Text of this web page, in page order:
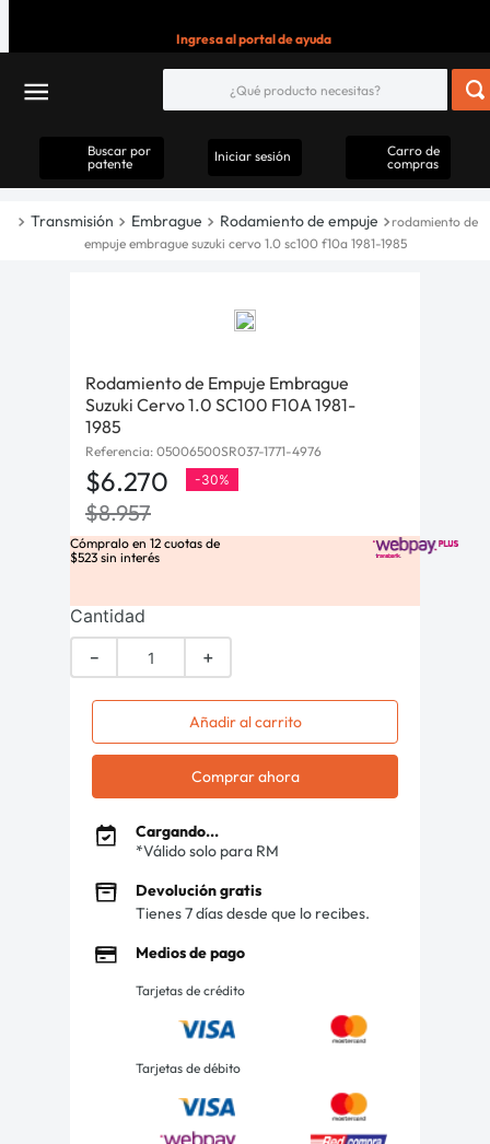
Ingresa al portal de ayuda
Buscar por
patente
Iniciar sesión
Carro de
compras
Transmisión Embrague Rodamiento de empuje
rodamiento de
empuje embrague suzuki cervo 1.0 sc100 f10a 1981-1985
Rodamiento de Empuje Embrague
Suzuki Cervo 1.0 SC100 F10A 1981-
1985
Referencia: 05006500SR037-1771-4976
$6.270 -30%
$8.957
Cómpralo en 12 cuotas de
$523 sin interés
Cantidad
＋
－
Añadir al carrito
Comprar ahora
Cargando...
*Válido solo para RM
Devolución gratis
Tienes 7 días desde que lo recibes.
Medios de pago
Tarjetas de crédito
Tarjetas de débito